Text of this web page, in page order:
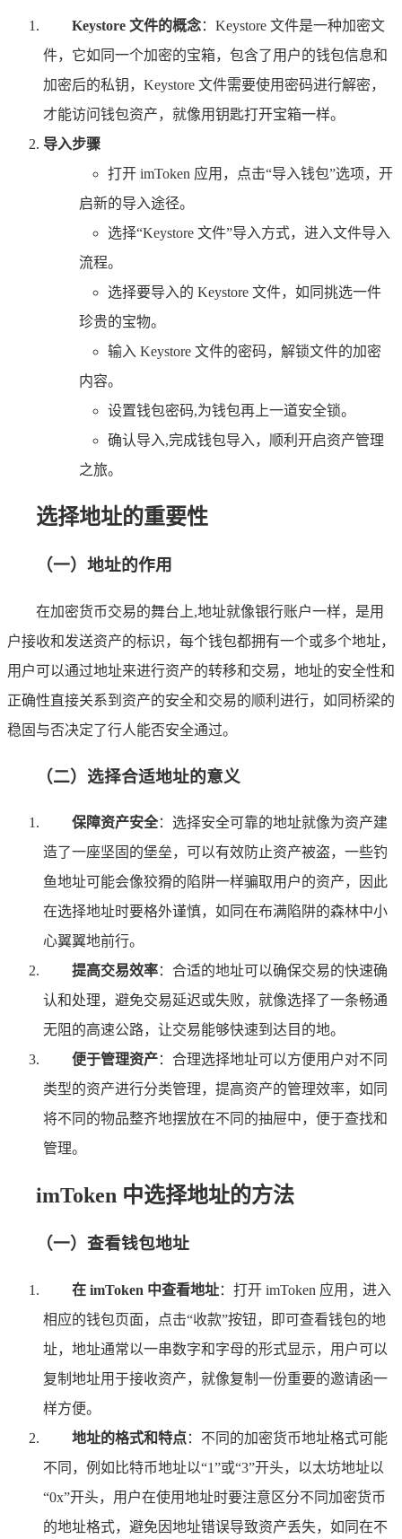
Keystore 文件的概念：Keystore 文件是一种加密文
件，它如同一个加密的宝箱，包含了用户的钱包信息和
加密后的私钥，Keystore 文件需要使用密码进行解密，
才能访问钱包资产，就像用钥匙打开宝箱一样。
导入步骤
打开 imToken 应用，点击“导入钱包”选项，开
启新的导入途径。
选择“Keystore 文件”导入方式，进入文件导入
流程。
选择要导入的 Keystore 文件，如同挑选一件
珍贵的宝物。
输入 Keystore 文件的密码，解锁文件的加密
内容。
设置钱包密码,为钱包再上一道安全锁。
确认导入,完成钱包导入，顺利开启资产管理
之旅。
选择地址的重要性
（一）地址的作用
在加密货币交易的舞台上,地址就像银行账户一样，是用
户接收和发送资产的标识，每个钱包都拥有一个或多个地址，
用户可以通过地址来进行资产的转移和交易，地址的安全性和
正确性直接关系到资产的安全和交易的顺利进行，如同桥梁的
稳固与否决定了行人能否安全通过。
（二）选择合适地址的意义
保障资产安全：选择安全可靠的地址就像为资产建
造了一座坚固的堡垒，可以有效防止资产被盗，一些钓
鱼地址可能会像狡猾的陷阱一样骗取用户的资产，因此
在选择地址时要格外谨慎，如同在布满陷阱的森林中小
心翼翼地前行。
提高交易效率：合适的地址可以确保交易的快速确
认和处理，避免交易延迟或失败，就像选择了一条畅通
无阻的高速公路，让交易能够快速到达目的地。
便于管理资产：合理选择地址可以方便用户对不同
类型的资产进行分类管理，提高资产的管理效率，如同
将不同的物品整齐地摆放在不同的抽屉中，便于查找和
管理。
imToken 中选择地址的方法
（一）查看钱包地址
在 imToken 中查看地址：打开 imToken 应用，进入
相应的钱包页面，点击“收款”按钮，即可查看钱包的地
址，地址通常以一串数字和字母的形式显示，用户可以
复制地址用于接收资产，就像复制一份重要的邀请函一
样方便。
地址的格式和特点：不同的加密货币地址格式可能
不同，例如比特币地址以“1”或“3”开头，以太坊地址以
“0x”开头，用户在使用地址时要注意区分不同加密货币
的地址格式，避免因地址错误导致资产丢失，如同在不